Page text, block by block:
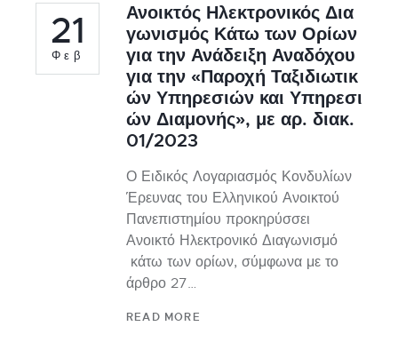
21
Φεβ
Ανοικτός Ηλεκτρονικός Δια
γωνισμός Κάτω των Ορίων
για την Ανάδειξη Αναδόχου
για την «Παροχή Ταξιδιωτικ
ών Υπηρεσιών και Υπηρεσι
ών Διαμονής», με αρ. διακ.
01/2023
Ο Ειδικός Λογαριασμός Κονδυλίων
Έρευνας του Ελληνικού Ανοικτού
Πανεπιστημίου προκηρύσσει
Ανοικτό Ηλεκτρονικό Διαγωνισμό
κάτω των ορίων, σύμφωνα με το
άρθρο 27…
READ MORE